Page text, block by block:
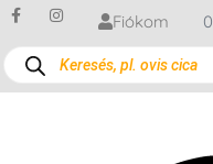
Fiókom 0